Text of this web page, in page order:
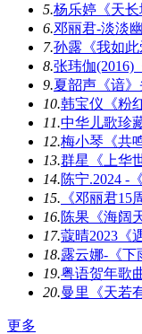
5.杨乐婷《天长
6.邓丽君-淡淡
7.孙露《我如
8.张玮伽(2016)
9.夏韶声《谙
10.韩宝仪《粉
11.中华儿歌珍
12.梅小琴《共
13.群星《上华
14.陈宁.2024 -
15. 《邓丽君15
16.陈果《海阔
17.蔻晴2023《
18.露云娜-《下
19.粤语贺年歌
20.曼里《天若
更多